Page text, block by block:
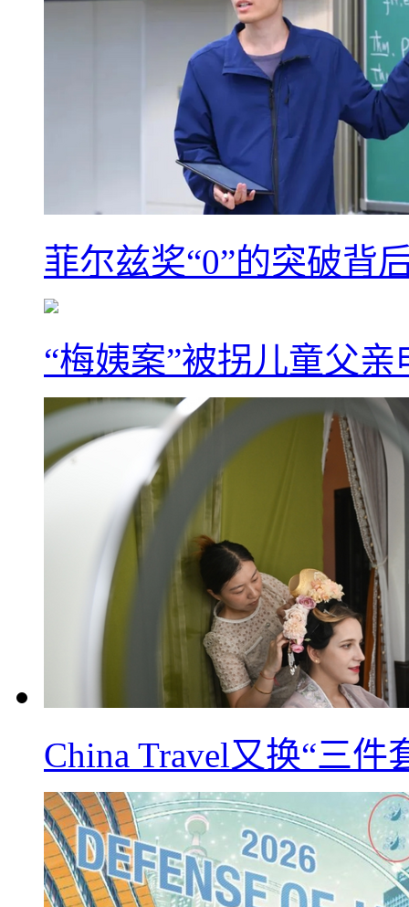
菲尔兹奖“0”的突破背
“梅姨案”被拐儿童父
China Travel又换“三